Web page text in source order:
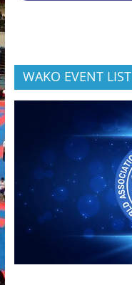
WAKO EVENT LIST